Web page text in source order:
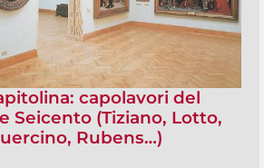
capolavori del
Seicento (Tiziano, Lotto,
Rubens…)